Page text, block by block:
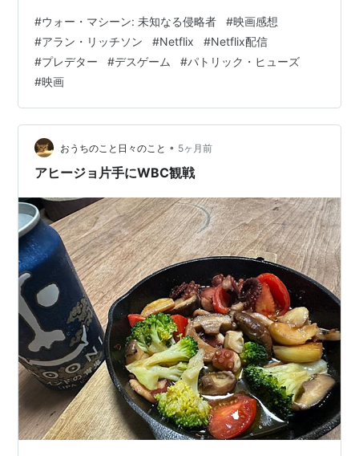
展開」の為、あまり重たい映画を見る気力が無いので、
軽く見られそうな作品がNetflixにあったので視聴（日本
国内では劇場公開されずに配信スルー） youtu.be アメリ
カの軍人が主人公やないかい！と、自分に対してツッコ
ミたくなりましたが、話の展開自体は「政治」が絡んで
いません…
#ウォー・マシーン: 未知なる侵略者 #映画感想
#アラン・リッチソン #Netflix #Netflix配信
#プレデター #デスゲーム #パトリック・ヒューズ
#映画
おうちのこと日々のこと • 5ヶ月前
アヒージョ片手にWBC観戦